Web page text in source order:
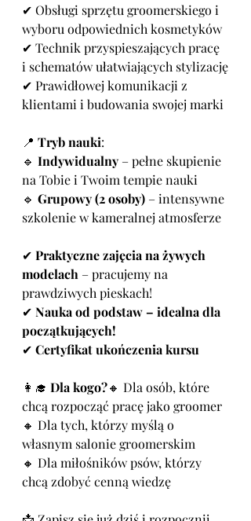
✔ Obsługi sprzętu groomerskiego i
wyboru odpowiednich kosmetyków
✔ Technik przyspieszających pracę
i schematów ułatwiających stylizację
✔ Prawidłowej komunikacji z
klientami i budowania swojej marki
📍 Tryb nauki:
🔹 Indywidualny – pełne skupienie
na Tobie i Twoim tempie nauki
🔹 Grupowy (2 osoby) – intensywne
szkolenie w kameralnej atmosferze
✔ Praktyczne zajęcia na żywych
modelach – pracujemy na
prawdziwych pieskach!
✔ Nauka od podstaw – idealna dla
początkujących!
✔ Certyfikat ukończenia kursu
👩‍🎓 Dla kogo?🔸 Dla osób, które
chcą rozpocząć pracę jako groomer
🔸 Dla tych, którzy myślą o
własnym salonie groomerskim
🔸 Dla miłośników psów, którzy
chcą zdobyć cenną wiedzę